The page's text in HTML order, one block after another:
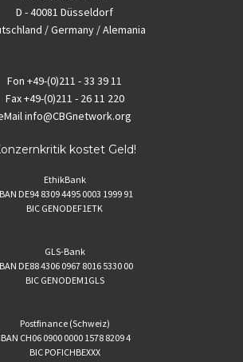
D - 40081 Düsseldorf
/ Germany / Alemania
Fon +49-(0)211 - 33 39 11
Fax+49-(0)211 - 26 11 220
info@CBGnetwork.org
kostet Geld!
EthikBank
DE94 8309 4495 0003 1999 91
BIC GENODEF1ETK
GLS-Bank
DE88 4306 0967 8016 5330 00
BIC GENODEM1GLS
Postfinance (Schweiz)
IBAN CH06 0900 0000 1578 8209 4
BIC POFICHBEXXX